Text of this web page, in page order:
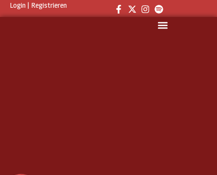
Login | Registrieren